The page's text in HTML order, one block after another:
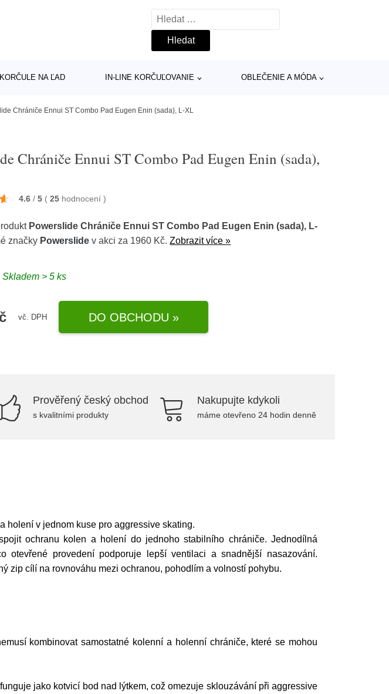
Vyhledávání
KORČULE NA ĽAD IN-LINE KORČUĽOVANIE OBLEČENIE A MÓDA
Chrániče Ennui ST Combo Pad Eugen Enin (sada), L-XL
Chrániče Ennui ST Combo Pad Eugen Enin (sada),
4.6 / 5 ( 25 hodnocení)
Powerslide Chrániče Ennui ST Combo Pad Eugen Enin (sada), L-
značky Powerslide v akci za 1960 Kč.Zobrazit více »
> 5 ks
vč. DPH DO OBCHODU »
Prověřený český obchod
s kvalitními produkty
Nakupujte kdykoli
máme otevřeno 24 hodin denně
holení v jednom kuse pro aggressive skating.
ochranu kolen a holení do jednoho stabilního chrániče. Jednodílná
otevřené provedení podporuje lepší ventilaci a snadnější nasazování.
zip cílí na rovnováhu mezi ochranou, pohodlím a volností pohybu.
kombinovat samostatné kolenní a holenní chrániče, které se mohou
jako kotvicí bod nad lýtkem, což omezuje sklouzávání při aggressive